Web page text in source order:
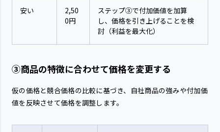
安い
2,50
0円
ステップ③で付加価値を加算
し、価格を引き上げることを検
討（利益を最大化）
③商品の特徴に合わせて価格を変更する
仮の価格と競合価格の比較に基づき、自社商品の強みや付加価
値を反映させて価格を調整します。